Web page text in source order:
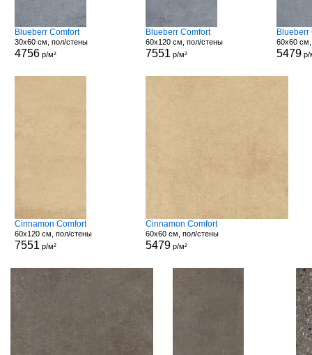
Blueberr Comfort
30x60 см, пол/стены
4756р/м²
Blueberr Comfort
60x120 см, пол/стены
7551 р/м²
Blueberr
60x60
5479 р/
Cinnamon Comfort
60x120 см, пол/стены
7551 р/м²
Cinnamon Comfort
60x60 см, пол/стены
5479 р/м²